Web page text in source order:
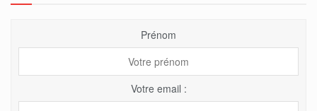
Prénom
Votre email :